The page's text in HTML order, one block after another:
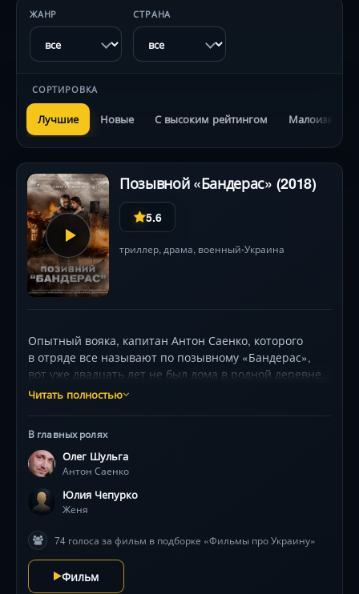
ЖАНР СТРАНА
СОРТИРОВКА
Лучшие Новые С высоким рейтингом
Позывной «Бандерас» (2018)
5.6
триллер, драма, военный•Украина
Опытный вояка, капитан Антон Саенко, которого
в отряде все называют по позывному «Бандерас»,
вот уже двадцать лет не был дома в родной деревне.
Однако началась антитеррористическая операция,
территорию. Возле этой деревни вскоре предвидится
серия диверсий, которые Бандерас вместе с другими
разведчиками должен предотвратить. Хуже всего то,
что где-то среди своих ребят находится предатель,
который может в любой момент воткнуть нож в
Читать полностью
В главных ролях
Олег Шульга
Антон Саенко
Юлия Чепурко
Женя
74 голоса за фильм в подборке «Фильмы про Украину»
Фильм